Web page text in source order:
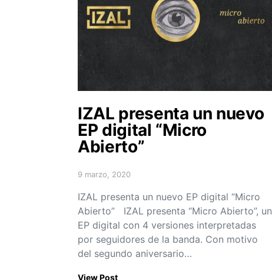
IZAL presenta un nuevo
EP digital “Micro
Abierto”
Posted on
9 marzo, 2020
IZAL presenta un nuevo EP digital “Micro
Abierto” IZAL presenta “Micro Abierto”, un
EP digital con 4 versiones interpretadas
por seguidores de la banda. Con motivo
del segundo aniversario…
View Post